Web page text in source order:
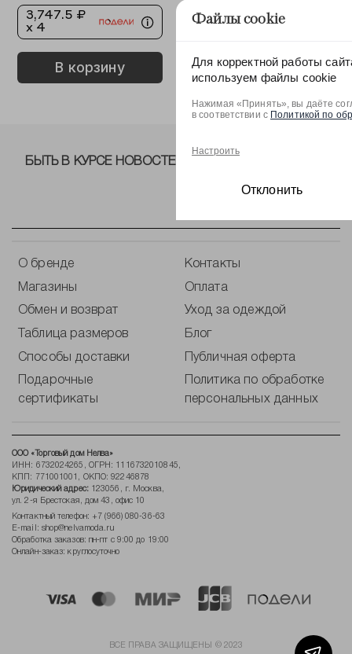
3,747.5 ₽
x 4
В корзину
О бренде Контакты
Магазины Оплата
Обмен и возврат Уход за одеждой
Таблица размеров Блог
Способы доставки Публичная оферта
Подарочные
сертификаты
Политика по обработке
персональных данных
ООО «Торговый дом Нелва»
ИНН: 6732024265, ОГРН: 1116732010845,
КПП: 771001001, ОКПО: 92246878
Юридический адрес:123056, г. Москва,
ул. 2-я Брестская, дом 43, офис 10
Контактный телефон: +7 (966) 080-36-63
E-mail: shop@nelvamoda.ru
Обработка заказов: пн-пт с 9:00 до 19:00
Онлайн-заказ: круглосуточно
БЫТЬ В КУРСЕ НОВОСТЕЙ ОТ NELVA!
ВСЕ ПРАВА ЗАЩИЩЕНЫ © 2023
Файлы cookie
Для корректной работы
используем файлы cookie
Нажимая «Принять», вы даёте
в соответствии с Политикой по
Настроить
Отклонить